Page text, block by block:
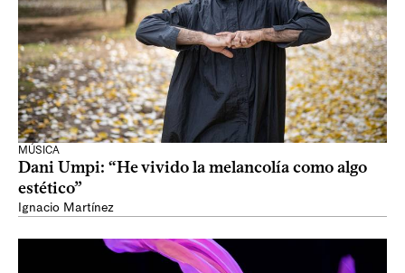
MÚSICA
Dani Umpi: “He vivido la melancolía como algo
estético”
Ignacio Martínez